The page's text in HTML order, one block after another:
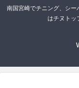
南国宮崎でチニング、シ
はチヌトッ